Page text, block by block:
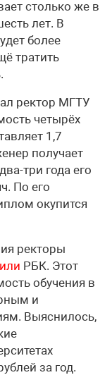
столько же в
лет. В
более
тратить
ректор МГТУ
четырёх
1,7
получает
три года его
По его
окупится
ректоры
РБК. Этот
обучения в
и
Выяснилось,
за год.